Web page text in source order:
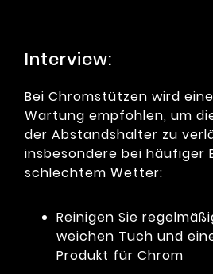
Interview:
Bei Chromstützen wird
Wartung empfohlen, um
der Abstandshalter zu
insbesondere bei häufiger
schlechtem Wetter:
Reinigen Sie
weichen Tuch und
Produkt für Chrom